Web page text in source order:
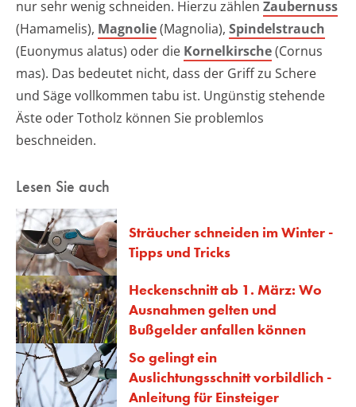
nur sehr wenig schneiden. Hierzu zählen Zaubernuss
(Hamamelis), Magnolie(Magnolia), Spindelstrauch
(Euonymus alatus) oder die Kornelkirsche(Cornus
mas). Das bedeutet nicht, dass der Griff zu Schere
und Säge vollkommen tabu ist. Ungünstig stehende
Äste oder Totholz können Sie problemlos
beschneiden.
Lesen Sie auch
Sträucher schneiden im Winter -
Tipps und Tricks
Heckenschnitt ab 1. März: Wo
Ausnahmen gelten und
Bußgelder anfallen können
So gelingt ein
Auslichtungsschnitt vorbildlich -
Anleitung für Einsteiger